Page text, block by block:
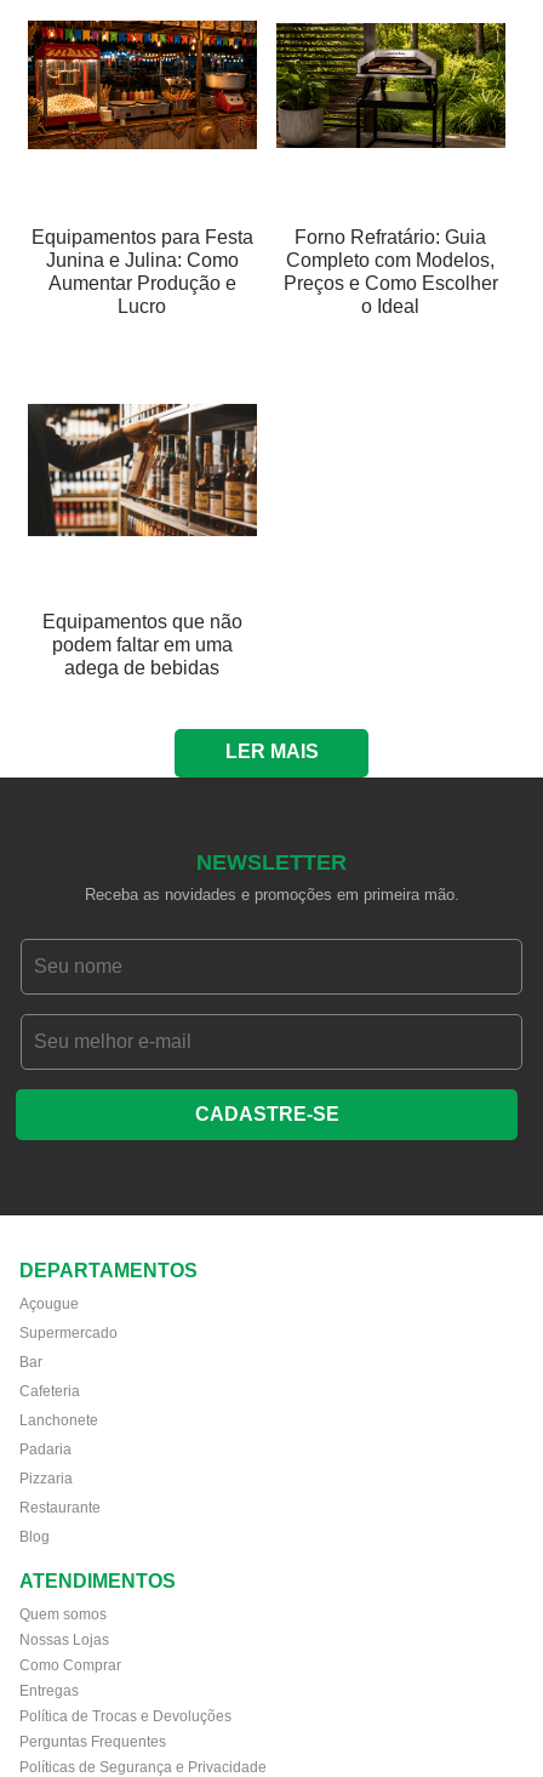
Equipamentos para Festa
Junina e Julina: Como
Aumentar Produção e
Lucro
Forno Refratário: Guia
Completo com Modelos,
Preços e Como Escolher
o Ideal
Equipamentos que não
podem faltar em uma
adega de bebidas
LER MAIS
NEWSLETTER
Receba as novidades e promoções em primeira mão.
CADASTRE-SE
DEPARTAMENTOS
Açougue
Supermercado
Bar
Cafeteria
Lanchonete
Padaria
Pizzaria
Restaurante
Blog
ATENDIMENTOS
Quem somos
Nossas Lojas
Como Comprar
Entregas
Política de Trocas e Devoluções
Perguntas Frequentes
Políticas de Segurança e Privacidade